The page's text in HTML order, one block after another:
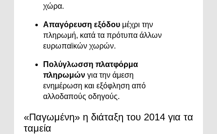
χώρα.
Απαγόρευση εξόδου μέχρι την
πληρωμή, κατά τα πρότυπα άλλων
ευρωπαϊκών χωρών.
Πολύγλωσση πλατφόρμα
πληρωμών για την άμεση
ενημέρωση και εξόφληση από
αλλοδαπούς οδηγούς.
«Παγωμένη» η διάταξη του 2014 για τα
ταμεία